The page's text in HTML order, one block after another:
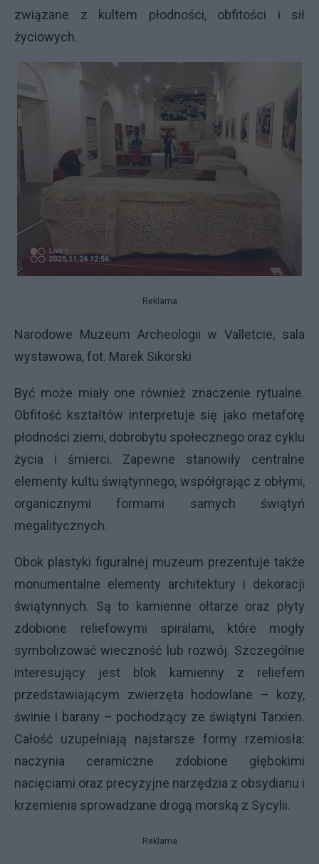
związane z kultem płodności, obfitości i sił
życiowych.
Reklama
Narodowe Muzeum Archeologii w Valletcie, sala
wystawowa, fot. Marek Sikorski
Być może miały one również znaczenie rytualne.
Obfitość kształtów interpretuje się jako metaforę
płodności ziemi, dobrobytu społecznego oraz cyklu
życia i śmierci. Zapewne stanowiły centralne
elementy kultu świątynnego, współgrając z obłymi,
organicznymi formami samych świątyń
megalitycznych.
Obok plastyki figuralnej muzeum prezentuje także
monumentalne elementy architektury i dekoracji
świątynnych. Są to kamienne ołtarze oraz płyty
zdobione reliefowymi spiralami, które mogły
symbolizować wieczność lub rozwój. Szczególnie
interesujący jest blok kamienny z reliefem
przedstawiającym zwierzęta hodowlane – kozy,
świnie i barany – pochodzący ze świątyni Tarxien.
Całość uzupełniają najstarsze formy rzemiosła:
naczynia ceramiczne zdobione głębokimi
nacięciami oraz precyzyjne narzędzia z obsydianu i
krzemienia sprowadzane drogą morską z Sycylii.
Reklama